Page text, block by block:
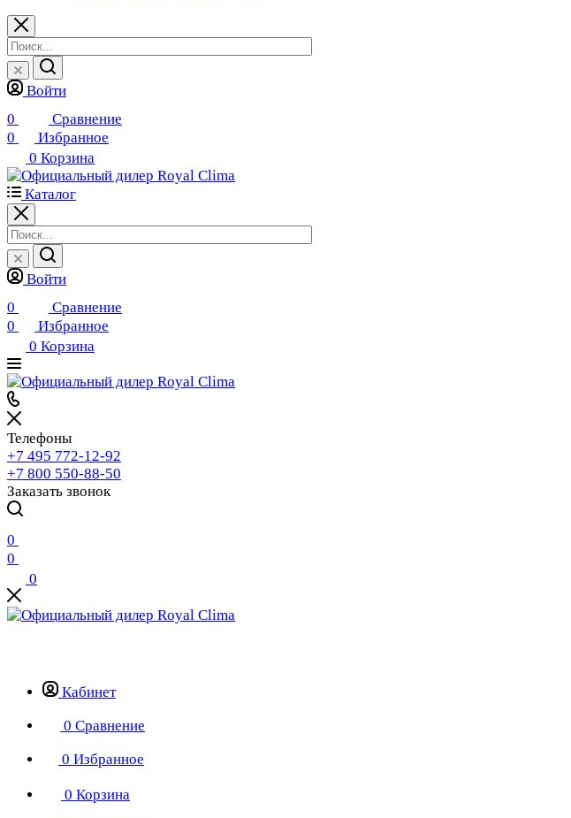
Войти
0
Сравнение
0
Избранное
0 Корзина
Каталог
Войти
0
Сравнение
0
Избранное
0 Корзина
Телефоны
+7 495 772-12-92
+7 800 550-88-50
Заказать звонок
0
0
0
Кабинет
0 Сравнение
0 Избранное
0 Корзина